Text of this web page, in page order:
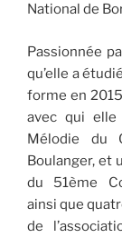
National de
Passionnée
qu’elle a
forme en
avec qui
Mélodie du
Boulanger, et
du 51ème
ainsi que
de